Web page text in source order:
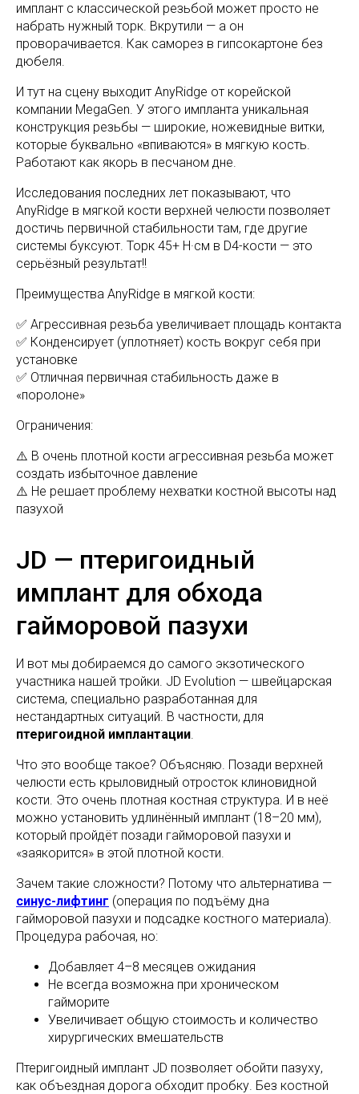
имплант с классической резьбой может просто не
набрать нужный торк. Вкрутили — а он
проворачивается. Как саморез в гипсокартоне без
дюбеля.
И тут на сцену выходит AnyRidge от корейской
компании MegaGen. У этого импланта уникальная
конструкция резьбы — широкие, ножевидные витки,
которые буквально «впиваются» в мягкую кость.
Работают как якорь в песчаном дне.
Исследования последних лет показывают, что
AnyRidge в мягкой кости верхней челюсти позволяет
достичь первичной стабильности там, где другие
системы буксуют. Торк 45+ Н·см в D4-кости — это
серьёзный результат!!
Преимущества AnyRidge в мягкой кости:
✅ Агрессивная резьба увеличивает площадь контакта
✅ Конденсирует (уплотняет) кость вокруг себя при
установке
✅ Отличная первичная стабильность даже в
«поролоне»
Ограничения:
⚠️ В очень плотной кости агрессивная резьба может
создать избыточное давление
⚠️ Не решает проблему нехватки костной высоты над
пазухой
JD — птеригоидный
имплант для обхода
гайморовой пазухи
И вот мы добираемся до самого экзотического
участника нашей тройки. JD Evolution — швейцарская
система, специально разработанная для
нестандартных ситуаций. В частности, для
птеригоидной имплантации.
Что это вообще такое? Объясняю. Позади верхней
челюсти есть крыловидный отросток клиновидной
кости. Это очень плотная костная структура. И в неё
можно установить удлинённый имплант (18–20 мм),
который пройдёт позади гайморовой пазухи и
«заякорится» в этой плотной кости.
Зачем такие сложности? Потому что альтернатива —
синус-лифтинг (операция по подъёму дна
гайморовой пазухи и подсадке костного материала).
Процедура рабочая, но:
Добавляет 4–8 месяцев ожидания
Не всегда возможна при хроническом
гайморите
Увеличивает общую стоимость и количество
хирургических вмешательств
Птеригоидный имплант JD позволяет обойти пазуху,
как объездная дорога обходит пробку. Без костной